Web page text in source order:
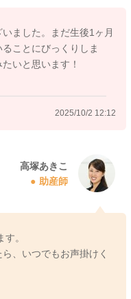
、楽に飲めるミルクを
ることもあります。哺
るので、哺乳瓶の方を
み方をすると言われてい
てきて、おっぱいも飲ん
最初はうまく飲めない
はありませんよ。もし
授乳のコツなどを教え
る場合もあるかもしれ
ました。まだ生後1ヶ月
ことにびっくりしま
いと思います！
2025/10/2 12:12
高塚あきこ
助産師
。
、いつでもお声掛けく